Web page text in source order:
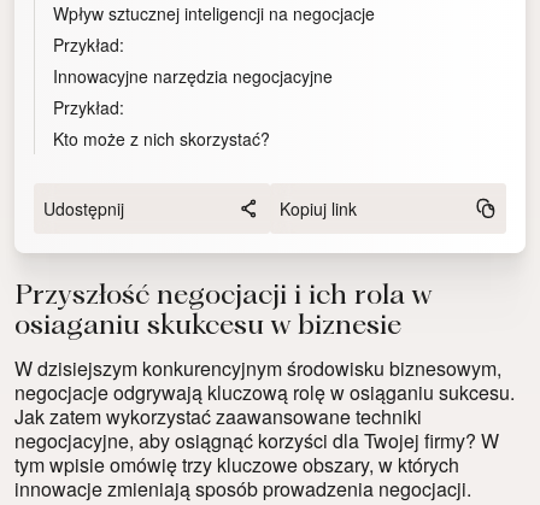
Wpływ sztucznej inteligencji na negocjacje
Przykład:
Innowacyjne narzędzia negocjacyjne
Przykład:
Kto może z nich skorzystać?
Udostępnij Kopiuj link
Przyszłość negocjacji i ich rola w
osiaganiu skukcesu w biznesie
W dzisiejszym konkurencyjnym środowisku biznesowym,
negocjacje odgrywają kluczową rolę w osiąganiu sukcesu.
Jak zatem wykorzystać zaawansowane techniki
negocjacyjne, aby osiągnąć korzyści dla Twojej firmy? W
tym wpisie omówię trzy kluczowe obszary, w których
innowacje zmieniają sposób prowadzenia negocjacji.